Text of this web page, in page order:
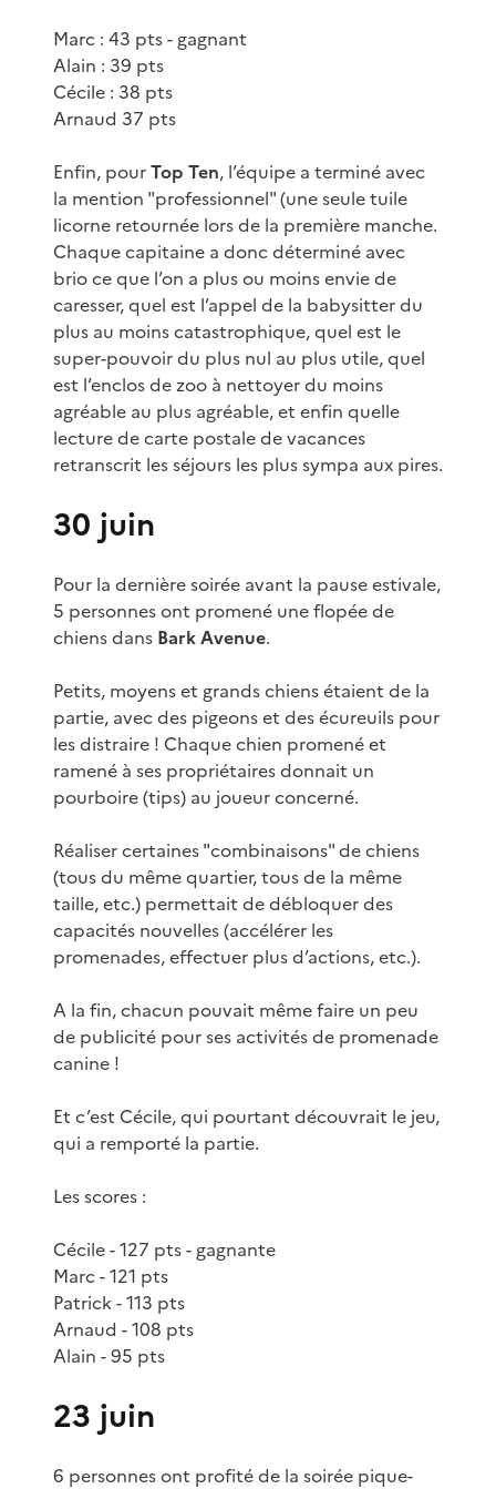
Marc : 43 pts - gagnant
Alain : 39 pts
Cécile : 38 pts
Arnaud 37 pts
Enfin, pourTop Ten, l’équipe a terminé avec
la mention "professionnel" (une seule tuile
licorne retournée lors de la première manche.
Chaque capitaine a donc déterminé avec
brio ce que l’on a plus ou moins envie de
caresser, quel est l’appel de la babysitter du
plus au moins catastrophique, quel est le
super-pouvoir du plus nul au plus utile, quel
est l’enclos de zoo à nettoyer du moins
agréable au plus agréable, et enfin quelle
lecture de carte postale de vacances
retranscrit les séjours les plus sympa aux pires.
30 juin
Pour la dernière soirée avant la pause estivale,
5 personnes ont promené une flopée de
chiens dans Bark Avenue.
Petits, moyens et grands chiens étaient de la
partie, avec des pigeons et des écureuils pour
les distraire ! Chaque chien promené et
ramené à ses propriétaires donnait un
pourboire (tips) au joueur concerné.
Réaliser certaines "combinaisons" de chiens
(tous du même quartier, tous de la même
taille, etc.) permettait de débloquer des
capacités nouvelles (accélérer les
promenades, effectuer plus d’actions, etc.).
A la fin, chacun pouvait même faire un peu
de publicité pour ses activités de promenade
canine !
Et c’est Cécile, qui pourtant découvrait le jeu,
qui a remporté la partie.
Les scores :
Cécile - 127 pts - gagnante
Marc - 121 pts
Patrick - 113 pts
Arnaud - 108 pts
Alain - 95 pts
23 juin
6 personnes ont profité de la soirée pique-